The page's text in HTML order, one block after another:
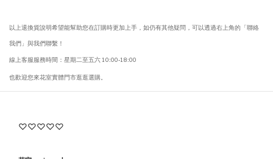
以上退換貨說明希望能幫助您在訂購時更加上手，如仍有其他疑問，可以透過右上角的「聯絡
我們」與我們聯繫！
線上客服服務時間：星期二至五六10:00-18:00
也歡迎您來花室實體門市逛逛選購。
♡♡♡♡♡